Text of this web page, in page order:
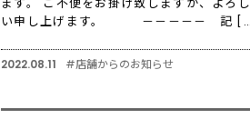
い申し上げます。 －－－－－ 記
2022.08.11 #店舗からのお知らせ